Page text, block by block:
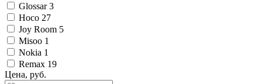
Glossar 3
Hoco 27
Joy Room 5
Misoo 1
Nokia 1
Remax 19
Цена, руб.